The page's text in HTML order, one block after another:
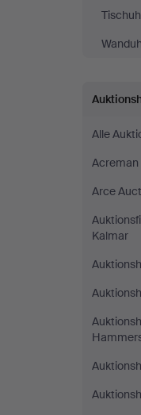
Alle
Acreman
Arce
Kalmar